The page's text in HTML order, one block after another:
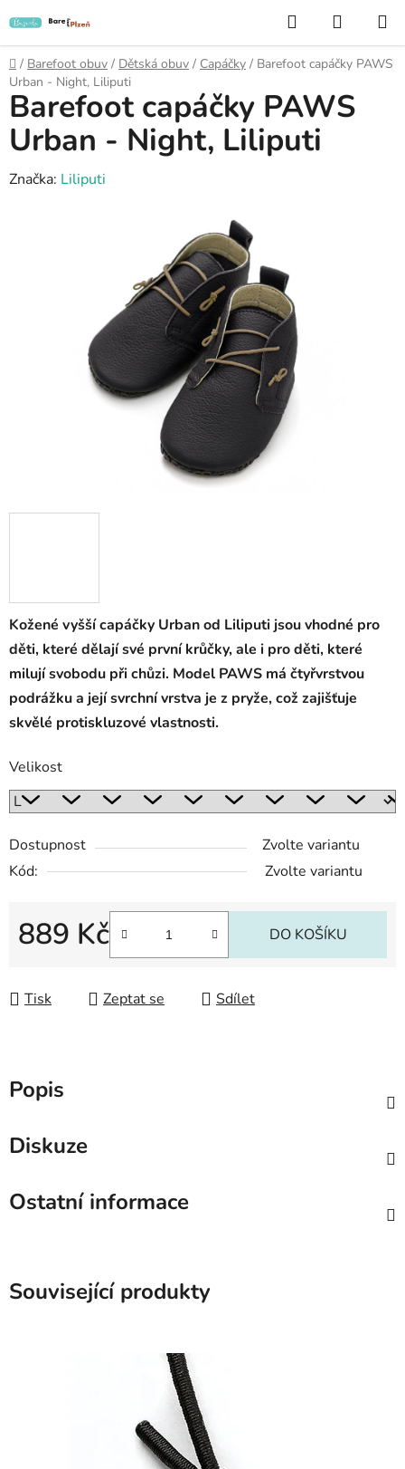
na
obsah
Hledat
KOŠÍK
Domů
/ Barefoot obuv / Dětská obuv / Capáčky / Barefoot capáčky PAWS
Urban - Night, Liliputi
Kožené vyšší capáčky Urban od Liliputi jsou vhodné pro
děti, které dělají své první krůčky, ale i pro děti, které
milují svobodu při chůzi. Model PAWS má čtyřvrstvou
podrážku a její svrchní vrstva je z pryže, což zajišťuje
skvělé protiskluzové vlastnosti.
Velikost
Dostupnost
Zvolte variantu
Kód:
Zvolte variantu
889 Kč DO KOŠÍKU
Tisk Zeptat se Sdílet
Barefoot capáčky PAWS
Urban - Night, Liliputi
Značka: Liliputi
Popis
Diskuze
Ostatní informace
Související produkty